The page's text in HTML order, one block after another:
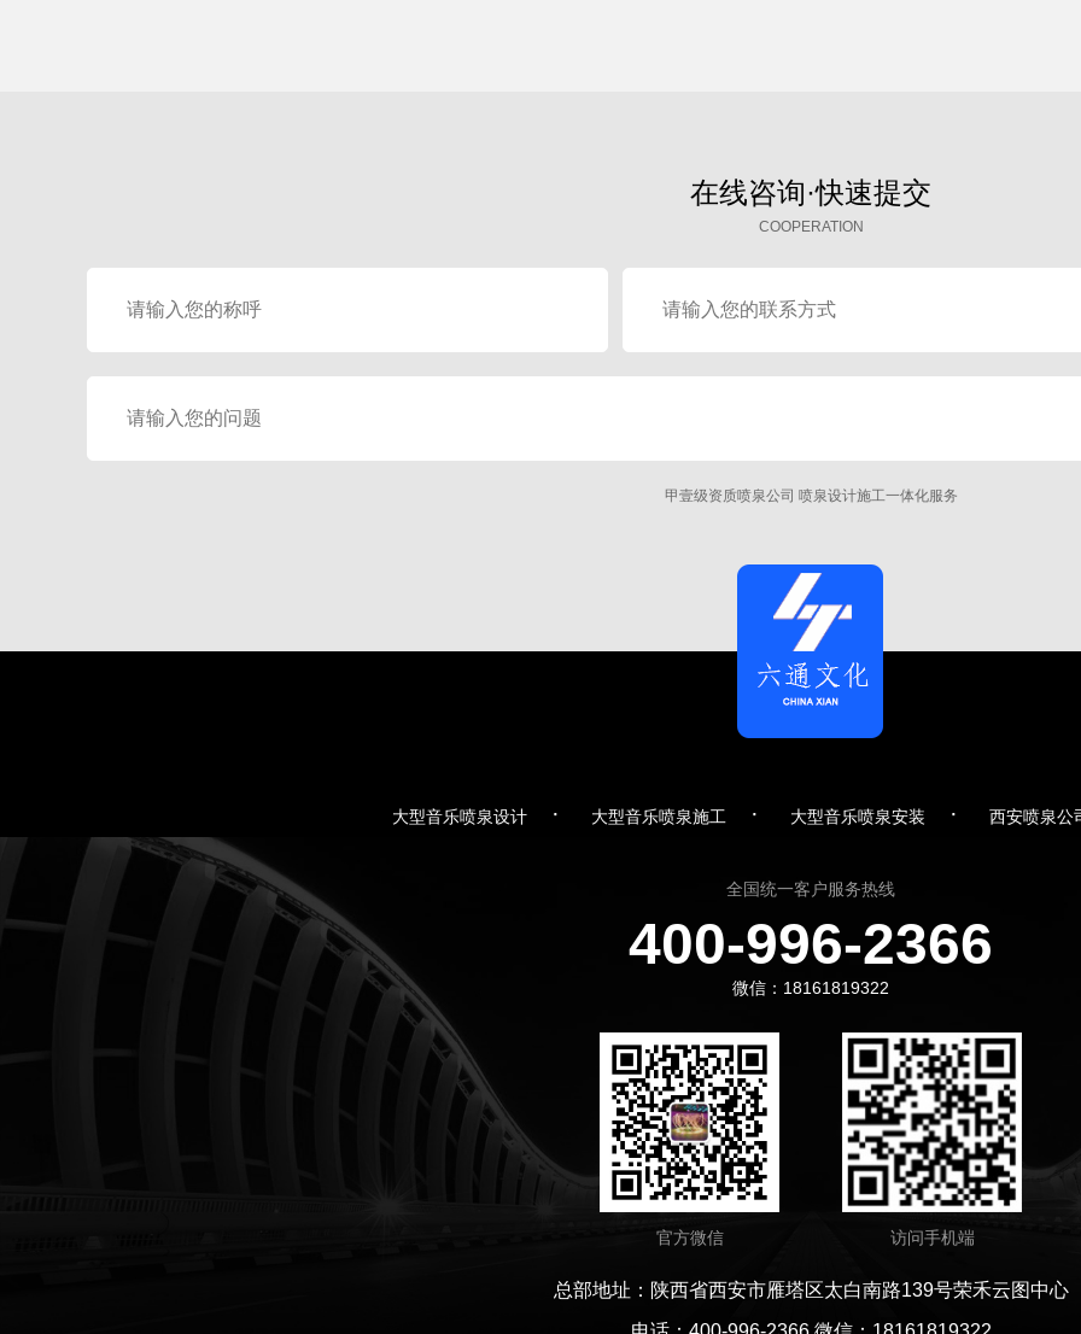
在线咨询·快速提交
COOPERATION
甲壹级资质喷泉公司 喷泉设计施工一体化服务
大型音乐喷泉设计 · 大型音乐喷泉施工 · 大型音乐喷泉安装 · 西安喷泉公
全国统一客户服务热线
400-996-2366
微信：18161819322
官方微信 访问手机端
总部地址：陕西省西安市雁塔区太白南路139号荣禾云图中心